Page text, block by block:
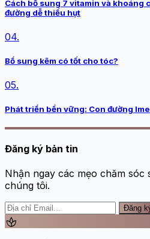
Cách bổ sung 7 vitamin và khoáng
đường dễ thiếu hụt
04.
Bổ sung kẽm có tốt cho tóc?
05.
Phát triển bền vững: Con đường
Đăng ký bản tin
Nhận ngay các mẹo chăm sóc
chúng tôi.
Đăng
spa